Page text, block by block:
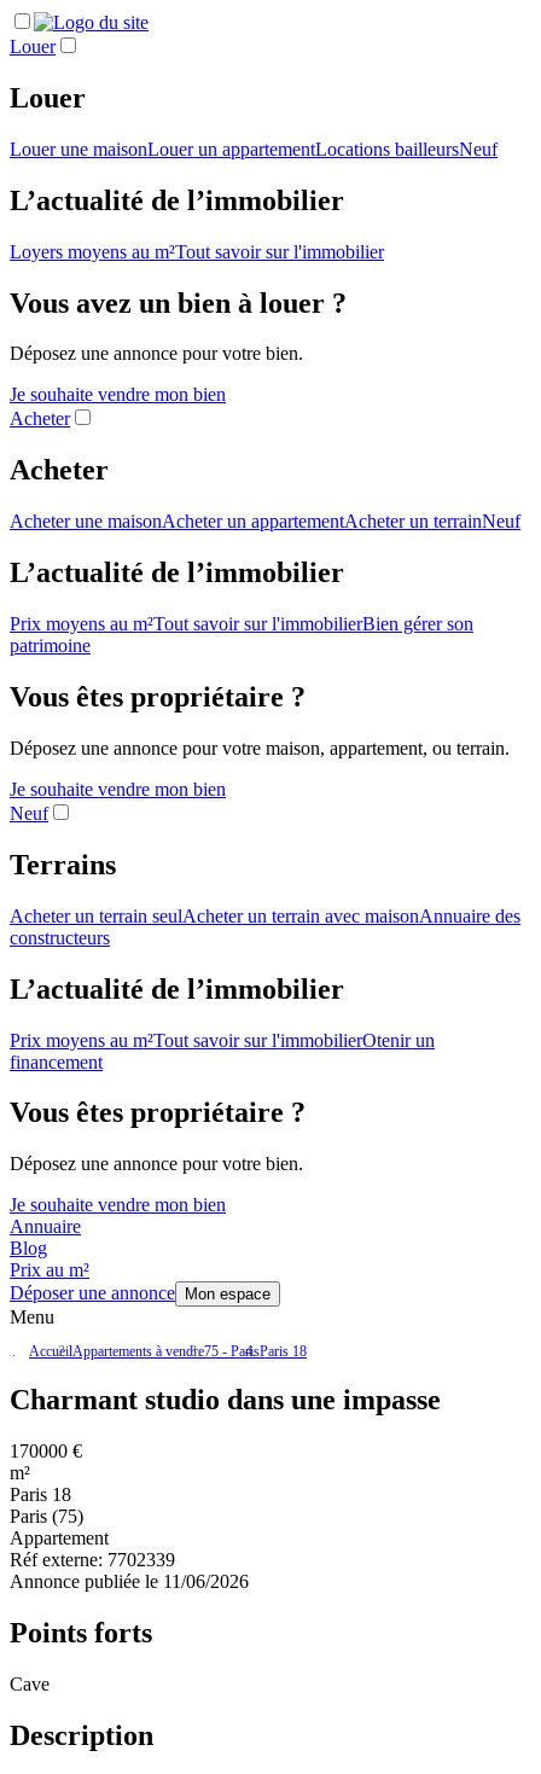
Louer
Louer
Louer une maisonLouer un appartementLocations bailleursNeuf
L’actualité de l’immobilier
Loyers moyens au m²Tout savoir sur l'immobilier
Vous avez un bien à louer ?
Déposez une annonce pour votre bien.
Je souhaite vendre mon bien
Acheter
Acheter
Acheter une maisonAcheter un appartementAcheter un terrainNeuf
L’actualité de l’immobilier
Prix moyens au m²Tout savoir sur l'immobilierBien gérer son
patrimoine
Vous êtes propriétaire ?
Déposez une annonce pour votre maison, appartement, ou terrain.
Je souhaite vendre mon bien
Neuf
Terrains
Acheter un terrain seulAcheter un terrain avec maisonAnnuaire des
constructeurs
L’actualité de l’immobilier
Prix moyens au m²Tout savoir sur l'immobilierOtenir un
financement
Vous êtes propriétaire ?
Déposez une annonce pour votre bien.
Je souhaite vendre mon bien
Annuaire
Blog
Prix au m²
Déposer une annonce
Mon espace
Menu
AccueilAppartements à vendre75 - ParisParis 18
Charmant studio dans une impasse
170000 €
m²
Paris 18
Paris (75)
Appartement
Réf externe: 7702339
Annonce publiée le 11/06/2026
Points forts
Cave
Description